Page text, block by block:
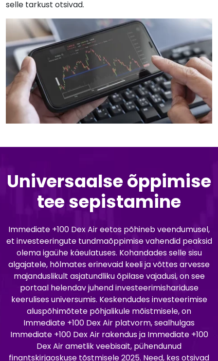
selle tarkust otsivad.
Universaalse õppimise
tee sepistamine
Immediate +100 Dex Air eetos põhineb veendumusel,
et investeeringute tundmaõppimise vahendid peaksid
olema igaühe käeulatuses. Kohandades selle sisu
algajatele, hõlmates erinevaid keeli ja võttes arvesse
majanduslikult asjatundliku õpilase vajadusi, on see
portaal helendav juhend investeerimishariduse
keerulises universumis. Keskendudes investeerimise
aluspõhimõtete põhjalikule mõistmisele, on
Immediate +100 Dex Air platvorm, sealhulgas
Immediate +100 Dex Air rakendus ja Immediate +100
Dex Air ametlik veebisait, pühendunud
finantskirjaoskuse tõstmisele 2025. Need, kes otsivad